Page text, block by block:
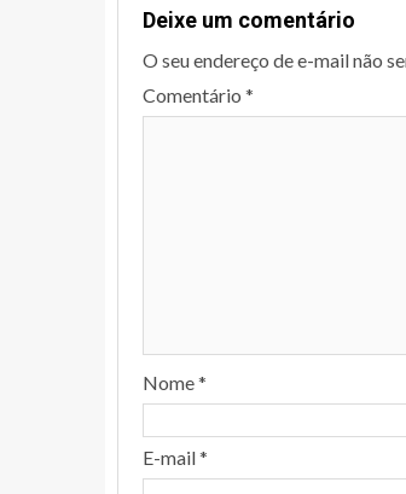
Deixe um comentário
O seu endereço de e-mail não
Comentário *
Nome*
E-mail*